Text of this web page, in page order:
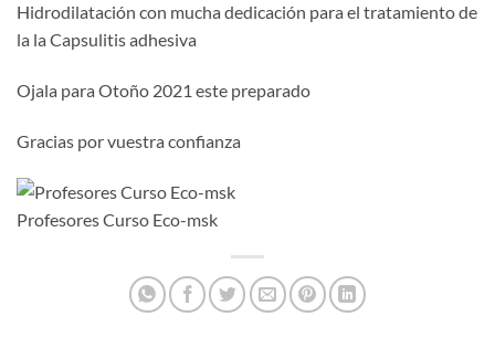
Hidrodilatación con mucha dedicación para el tratamiento de
la la Capsulitis adhesiva
Ojala para Otoño 2021 este preparado
Gracias por vuestra confianza
Profesores Curso Eco-msk